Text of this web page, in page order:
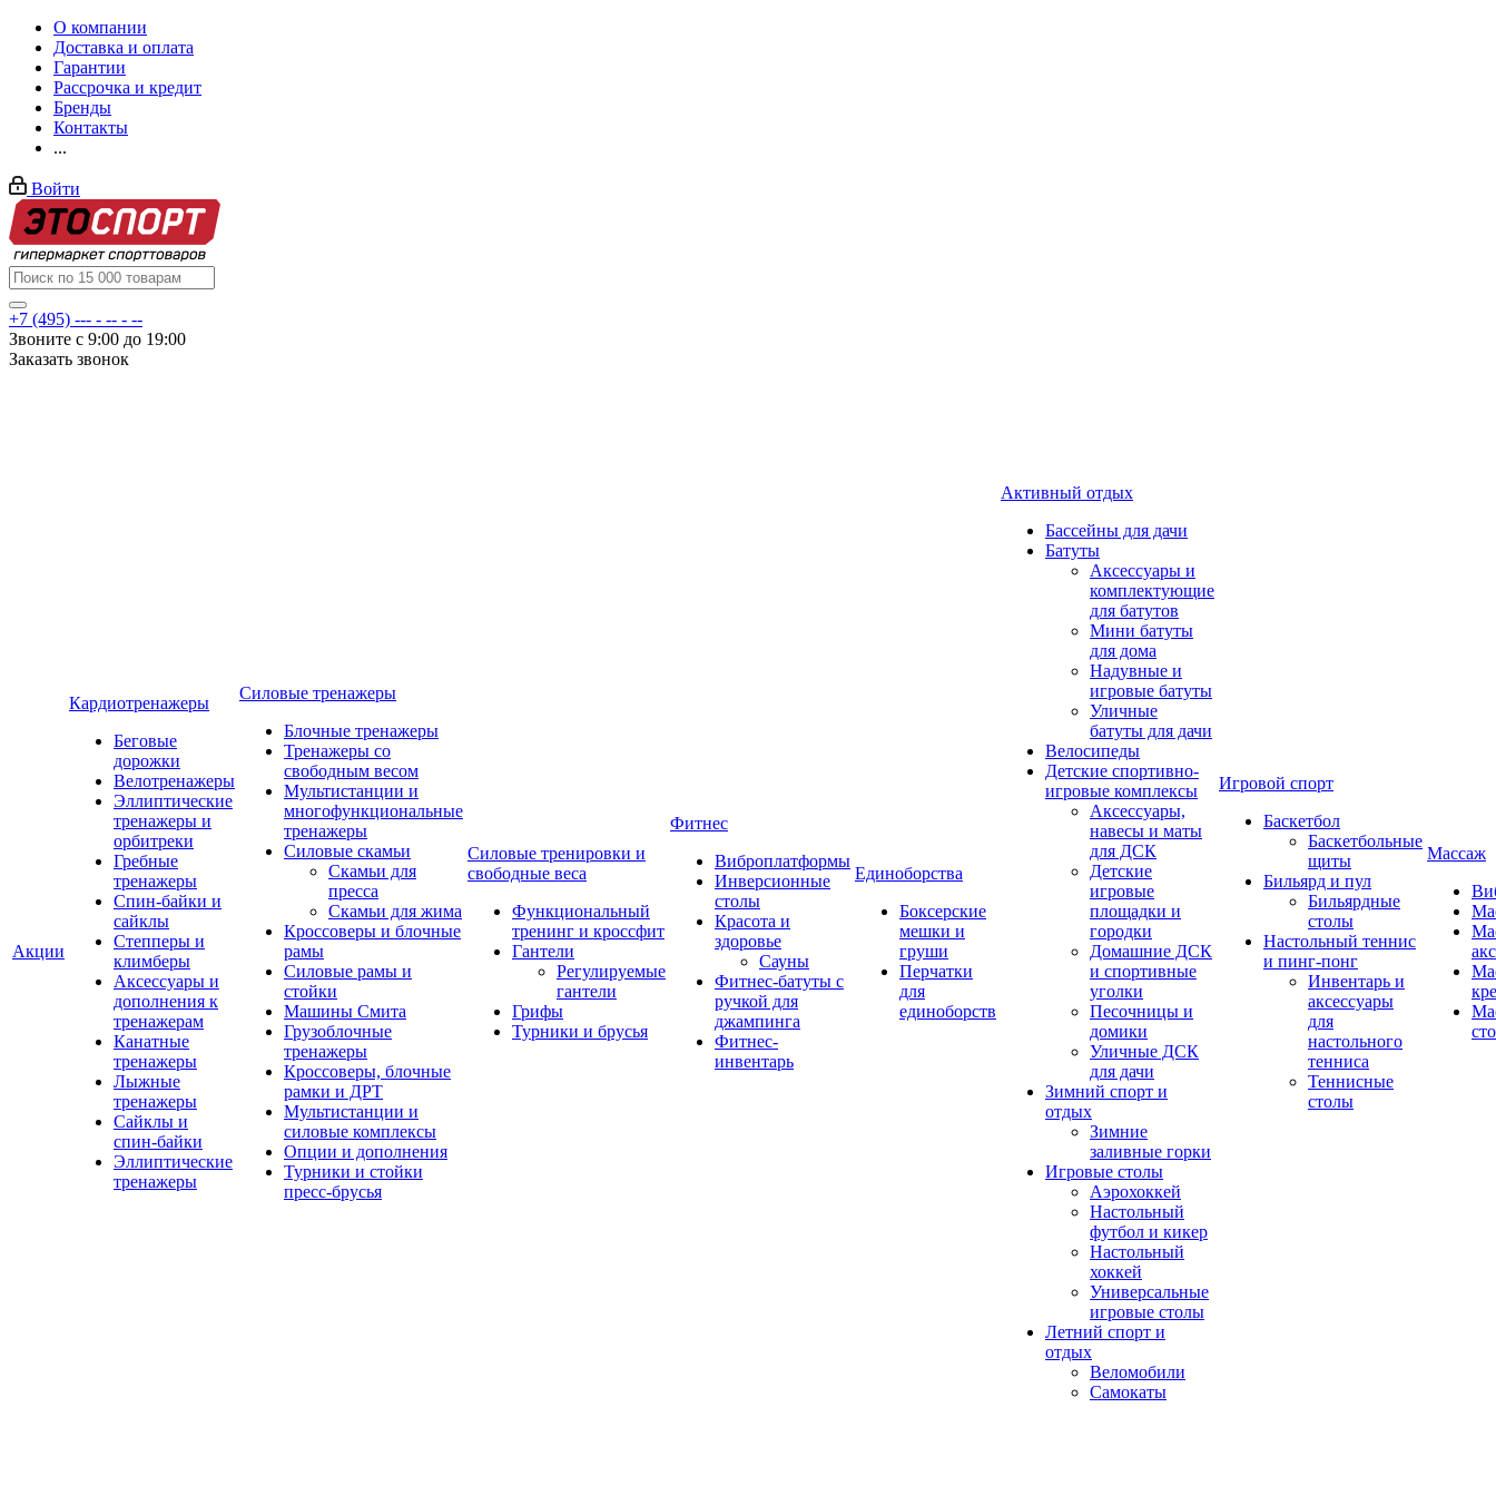
О компании
Доставка и оплата
Гарантии
Рассрочка и кредит
Бренды
Контакты
...
Войти
+7 (495) --- - -- - --
Звоните с 9:00 до 19:00
Заказать звонок
Акции
Кардиотренажеры
Беговые
дорожки
Велотренажеры
Эллиптические
тренажеры и
орбитреки
Гребные
тренажеры
Спин-байки и
сайклы
Степперы и
климберы
Аксессуары и
дополнения к
тренажерам
Канатные
тренажеры
Лыжные
тренажеры
Сайклы и
спин-байки
Эллиптические
тренажеры
Силовые тренажеры
Блочные тренажеры
Тренажеры со
свободным весом
Мультистанции и
многофункциональные
тренажеры
Силовые скамьи
Скамьи для
пресса
Скамьи для жима
Кроссоверы и блочные
рамы
Силовые рамы и
стойки
Машины Смита
Грузоблочные
тренажеры
Кроссоверы, блочные
рамки и ДРТ
Мультистанции и
силовые комплексы
Опции и дополнения
Турники и стойки
пресс-брусья
Силовые тренировки и
свободные веса
Функциональный
тренинг и кроссфит
Гантели
Регулируемые
гантели
Грифы
Турники и брусья
Фитнес
Виброплатформы
Инверсионные
столы
Красота и
здоровье
Сауны
Фитнес-батуты с
ручкой для
джампинга
Фитнес-
инвентарь
Единоборства
Боксерские
мешки и
груши
Перчатки
для
единоборств
Активный отдых
Бассейны для дачи
Батуты
Аксессуары и
комплектующие
для батутов
Мини батуты
для дома
Надувные и
игровые батуты
Уличные
батуты для дачи
Велосипеды
Детские спортивно-
игровые комплексы
Аксессуары,
навесы и маты
для ДСК
Детские
игровые
площадки и
городки
Домашние ДСК
и спортивные
уголки
Песочницы и
домики
Уличные ДСК
для дачи
Зимний спорт и
отдых
Зимние
заливные горки
Игровые столы
Аэрохоккей
Настольный
футбол и кикер
Настольный
хоккей
Универсальные
игровые столы
Летний спорт и
отдых
Веломобили
Самокаты
Игровой спорт
Баскетбол
Баскетбольные
щиты
Бильярд и пул
Бильярдные
столы
Настольный теннис
и пинг-понг
Инвентарь и
аксессуары
для
настольного
тенниса
Теннисные
столы
Массаж